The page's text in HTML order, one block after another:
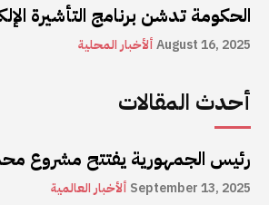
الحكومة تدشن برنامج التأشيرة
ألأخبار المحليةAugust 16, 2025
أحدث المقالات
رئيس الجمهورية يفتتح مشروع
ألأخبار العالمية September 13, 2025